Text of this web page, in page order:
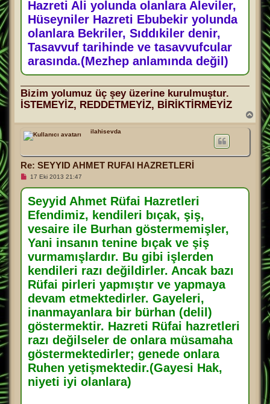
Hazreti Ali yolunda olanlara Aleviler,
Hüseyniler Hazreti Ebubekir yolunda
olanlara Bekriler, Sıddıkiler denir,
Tasavvuf tarihinde ve tasavvufcular
arasında.(Mezhep anlamında değil)
Bizim yolumuz üç şey üzerine kurulmuştur.
İSTEMEYİZ, REDDETMEYİZ, BİRİKTİRMEYİZ
a
ilahisevda
Re: SEYYID AHMET RUFAI HAZRETLERİ
O
n
m
a
m
ı
ş
m
e
s
17 Eki 2013 21:47
Seyyid Ahmet Rüfai Hazretleri
Efendimiz, kendileri bıçak, şiş,
vesaire ile Burhan göstermemişler,
Yani insanın tenine bıçak ve şiş
vurmamışlardır. Bu gibi işlerden
kendileri razı değildirler. Ancak bazı
Rüfai pirleri yapmıştır ve yapmaya
devam etmektedirler. Gayeleri,
inanmayanlara bir bürhan (delil)
göstermektir. Hazreti Rüfai hazretleri
razı değilseler de onlara müsamaha
göstermektedirler; genede onlara
Ruhen yetişmektedir.(Gayesi Hak,
niyeti iyi olanlara)